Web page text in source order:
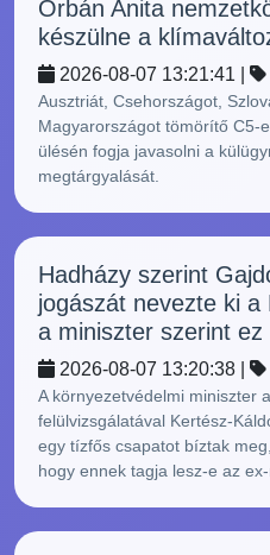
Orbán Anita
készülne a
2026-08-07 13:21:41 |
Ausztriát, Csehországot,
Magyarországot tömörítő C5-
ülésén fogja javasolni a
megtárgyalását.
Hadházy szerint
jogászát nevezte ki
a miniszter szerint ez
2026-08-07 13:20:38 |
A környezetvédelmi miniszter
felülvizsgálatával Kertész-
egy tízfős csapatot bíztak
hogy ennek tagja lesz-e az